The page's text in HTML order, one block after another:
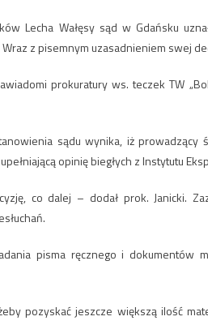
Lecha Wałęsy sąd w Gdańsku
z pisemnym uzasadnieniem swej
prokuratury ws. teczek TW
sądu wynika, iż
opinię biegłych z Instytutu
co dalej – dodał prok. Janicki.
pisma ręcznego i
pozyskać jeszcze większą ilość